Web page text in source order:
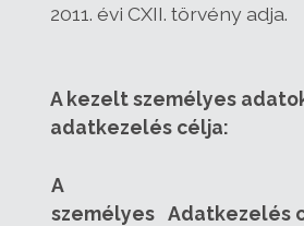
2011. évi CXII. törvény adja.
A kezelt személyes
adatkezelés célja:
A
személyes Adatkezelés